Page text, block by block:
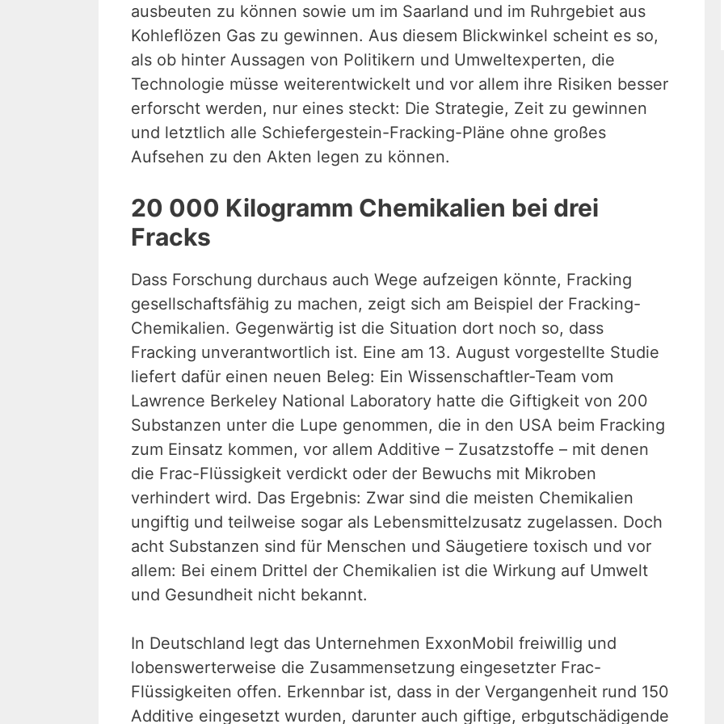
ausbeuten zu können sowie um im Saarland und im Ruhrgebiet aus
Kohleflözen Gas zu gewinnen. Aus diesem Blickwinkel scheint es so,
als ob hinter Aussagen von Politikern und Umweltexperten, die
Technologie müsse weiterentwickelt und vor allem ihre Risiken besser
erforscht werden, nur eines steckt: Die Strategie, Zeit zu gewinnen
und letztlich alle Schiefergestein-Fracking-Pläne ohne großes
Aufsehen zu den Akten legen zu können.
20 000 Kilogramm Chemikalien bei drei
Fracks
Dass Forschung durchaus auch Wege aufzeigen könnte, Fracking
gesellschaftsfähig zu machen, zeigt sich am Beispiel der Fracking-
Chemikalien. Gegenwärtig ist die Situation dort noch so, dass
Fracking unverantwortlich ist. Eine am 13. August vorgestellte Studie
liefert dafür einen neuen Beleg: Ein Wissenschaftler-Team vom
Lawrence Berkeley National Laboratory hatte die Giftigkeit von 200
Substanzen unter die Lupe genommen, die in den USA beim Fracking
zum Einsatz kommen, vor allem Additive – Zusatzstoffe – mit denen
die Frac-Flüssigkeit verdickt oder der Bewuchs mit Mikroben
verhindert wird. Das Ergebnis: Zwar sind die meisten Chemikalien
ungiftig und teilweise sogar als Lebensmittelzusatz zugelassen. Doch
acht Substanzen sind für Menschen und Säugetiere toxisch und vor
allem: Bei einem Drittel der Chemikalien ist die Wirkung auf Umwelt
und Gesundheit nicht bekannt.
In Deutschland legt das Unternehmen ExxonMobil freiwillig und
lobenswerterweise die Zusammensetzung eingesetzter Frac-
Flüssigkeiten offen. Erkennbar ist, dass in der Vergangenheit rund 150
Additive eingesetzt wurden, darunter auch giftige, erbgutschädigende